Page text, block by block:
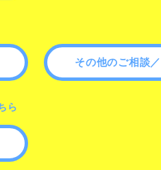
その他のご相談
ら